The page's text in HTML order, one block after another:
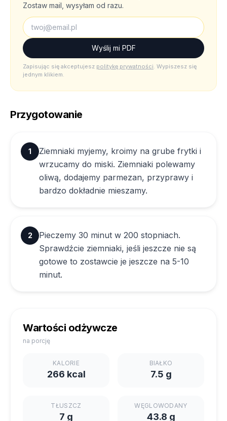
Zostaw mail, wysyłam od razu.
Wyślij mi PDF
Zapisując się akceptujesz politykę prywatności. Wypiszesz się
jednym klikiem.
Przygotowanie
1
Ziemniaki myjemy, kroimy na grube frytki i
wrzucamy do miski. Ziemniaki polewamy
oliwą, dodajemy parmezan, przyprawy i
bardzo dokładnie mieszamy.
2
Pieczemy 30 minut w 200 stopniach.
Sprawdźcie ziemniaki, jeśli jeszcze nie są
gotowe to zostawcie je jeszcze na 5-10
minut.
Wartości odżywcze
na porcję
KALORIE
266 kcal
BIAŁKO
7.5 g
TŁUSZCZ
7 g
WĘGLOWODANY
43.8 g